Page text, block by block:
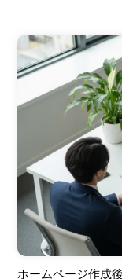
ホームページ作成